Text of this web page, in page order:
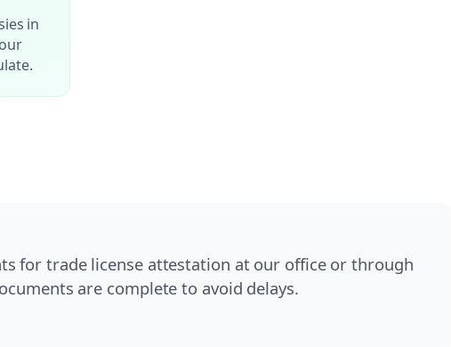
in
for trade license attestation at our office or through
are complete to avoid delays.